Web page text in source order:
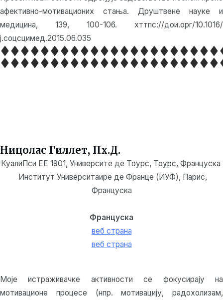
афективно-мотивационих стања. Друштвене науке и
медицина, 139, 100-106. хттпс://дои.орг/10.1016/
ј.соцсцимед.2015.06.035
Ницолас Гиллет, Пх.Д.
КуалиПси ЕЕ 1901, Университе де Тоурс, Тоурс, Француска
Институт Университаире де Франце (ИУФ), Парис,
Француска
Француска
веб страна
веб страна
Моје истраживачке активности се фокусирају на
мотивационе процесе (нпр. мотивацију, радохолизам,